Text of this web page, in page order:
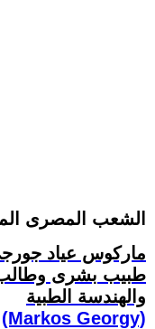
الشعب المصرى
ماركوس عياد
طبيب بشرى وطالب
والهندسة الطبية
(Markos Georgy)